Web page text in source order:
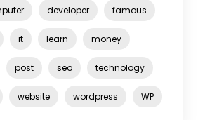
developer famous
it learn money
post seo technology
website wordpress WP